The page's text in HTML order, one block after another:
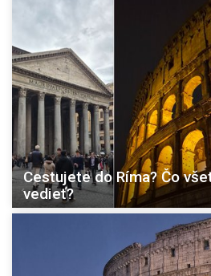
Cestujete do Ríma? Čo
vedieť?